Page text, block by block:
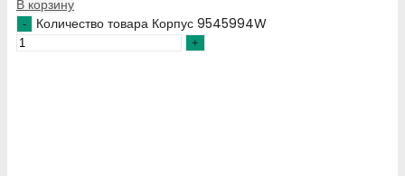
В корзину
Количество товара Корпус 9545994W